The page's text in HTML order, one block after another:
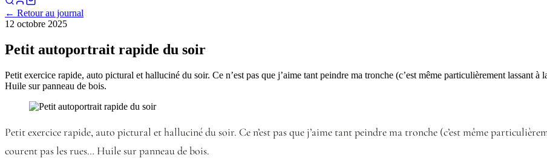
← Retour au journal
12 octobre 2025
Petit autoportrait rapide du soir
Petit exercice rapide, auto pictural et halluciné du soir. Ce n’est pas que j’aime tant peindre ma tronche (c’est même particulièrement lassant
Huile sur panneau de bois.
Petit exercice rapide, auto pictural et halluciné du soir. Ce n’est pas que j’aime tant peindre ma tronche (c’est même
courent pas les rues… Huile sur panneau de bois.